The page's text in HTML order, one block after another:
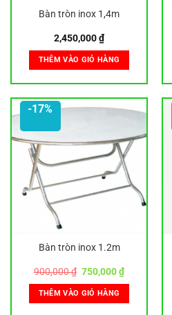
Bàn tròn inox 1,4m
2,450,000₫
THÊM VÀO GIỎ HÀNG
-17%
Bàn tròn inox 1.2m
900,000₫ Giá
là:
900,000 ₫.
750,000₫Giá
hiện
750,000 ₫.
THÊM VÀO GIỎ HÀNG